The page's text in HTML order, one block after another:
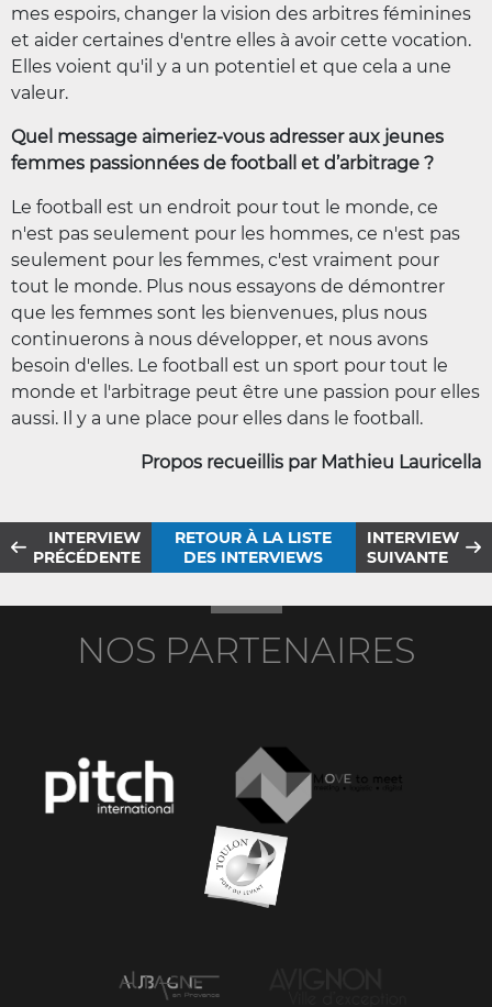
mes espoirs, changer la vision des arbitres féminines
et aider certaines d'entre elles à avoir cette vocation.
Elles voient qu'il y a un potentiel et que cela a une
valeur.
Quel message aimeriez-vous adresser aux jeunes
femmes passionnées de football et d’arbitrage ?
Le football est un endroit pour tout le monde, ce
n'est pas seulement pour les hommes, ce n'est pas
seulement pour les femmes, c'est vraiment pour
tout le monde. Plus nous essayons de démontrer
que les femmes sont les bienvenues, plus nous
continuerons à nous développer, et nous avons
besoin d'elles. Le football est un sport pour tout le
monde et l'arbitrage peut être une passion pour elles
aussi. Il y a une place pour elles dans le football.
Propos recueillis par Mathieu Lauricella
INTERVIEW
PRÉCÉDENTE
RETOUR À LA LISTE
DES INTERVIEWS
INTERVIEW
SUIVANTE
NOS PARTENAIRES